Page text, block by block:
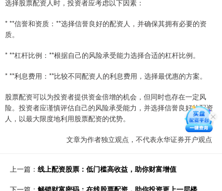
选择股票配资人时，投资者应考虑以下因素：
* **信誉和资质：**选择信誉良好的配资人，并确保其拥有必要的资
质。
* **杠杆比例：**根据自己的风险承受能力选择合适的杠杆比例。
* **利息费用：**比较不同配资人的利息费用，选择最优惠的方案。
股票配资可以为投资者提供资金倍增的机会，但同时也存在一定风
险。投资者应谨慎评估自己的风险承受能力，并选择信誉良好的配资
人，以最大限度地利用股票配资的优势。
文章为作者独立观点，不代表永华证券开户观点
上一篇： 线上配资股票：低门槛高收益，助你财富增值
下一篇： 解锁财富密码：在线股票配资，助你投资更上一层楼